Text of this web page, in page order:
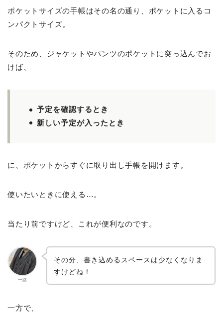
ポケットサイズの手帳はその名の通り、ポケットに入るコ
ンパクトサイズ。
そのため、ジャケットやパンツのポケットに突っ込んでお
けば、
予定を確認するとき
新しい予定が入ったとき
に、ポケットからすぐに取り出し手帳を開けます。
使いたいときに使える…。
当たり前ですけど、これが便利なのです。
一路
その分、書き込めるスペースは少なくなりま
すけどね！
一方で、